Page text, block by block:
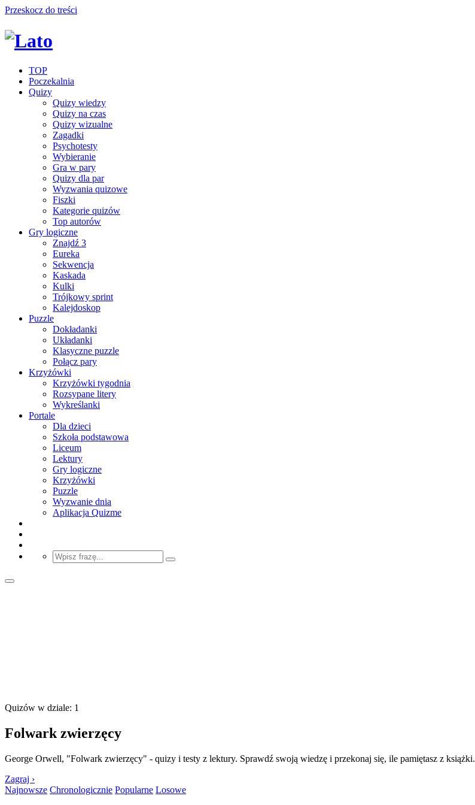
Przeskocz do treści
TOP
Poczekalnia
Quizy
Quizy wiedzy
Quizy na czas
Quizy wizualne
Zagadki
Psychotesty
Wybieranie
Gra w pary
Quizy dla par
Wyzwania quizowe
Fiszki
Kategorie quizów
Top autorów
Gry logiczne
Znajdź 3
Eureka
Sekwencja
Kaskada
Kulki
Trójkowy sprint
Kalejdoskop
Puzzle
Dokładanki
Układanki
Klasyczne puzzle
Połącz pary
Krzyżówki
Krzyżówki tygodnia
Rozsypane litery
Wykreślanki
Portale
Dla dzieci
Szkoła podstawowa
Liceum
Lektury
Gry logiczne
Krzyżówki
Puzzle
Wyzwanie dnia
Aplikacja Quizme
Quizów w dziale: 1
Folwark zwierzęcy
George Orwell, "Folwark zwierzęcy" - quizy i testy z lektury. Sprawdź swoją wiedzę i przekonaj się, ile pamiętasz z książki.
Zagraj ›
Najnowsze Chronologicznie Popularne Losowe